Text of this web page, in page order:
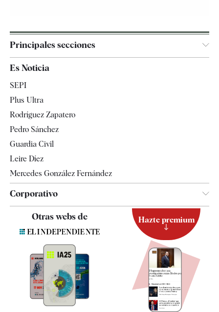
Principales secciones
España
Televisión
Es Noticia
SEPI
Plus Ultra
Rodríguez Zapatero
Pedro Sánchez
Guardia Civil
Leire Díez
Mercedes González Fernández
Corporativo
Contacto
Quiénes somos
Especificaciones
Otras webs de Hazte premium